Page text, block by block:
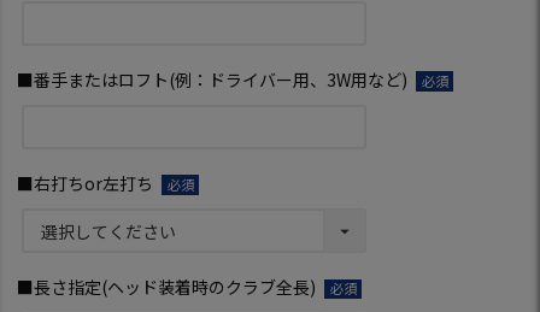
■番手またはロフト(例：ドライバー用、3W用など)
■右打ちor左打ち
須)
■長さ指定(ヘッド装着時のクラブ全長)